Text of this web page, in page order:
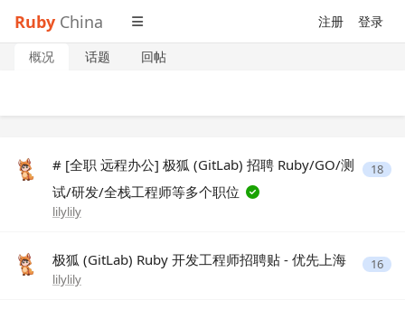
Ruby China 注册 登录
概况 话题 回帖
# [全职 远程办公] 极狐 (GitLab) 招聘 Ruby/GO/测
试/研发/全栈工程师等多个职位
lilylily
18
极狐 (GitLab) Ruby 开发工程师招聘贴 - 优先上海
lilylily
16